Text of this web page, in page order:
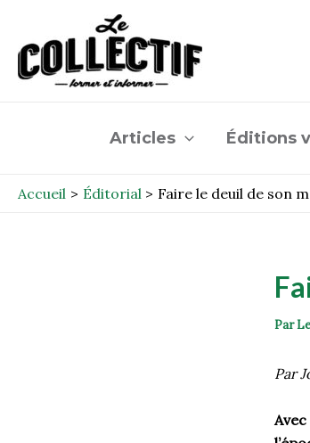
contenu
Articles Éditions
Accueil Éditorial Faire le deuil de son
Par
Par